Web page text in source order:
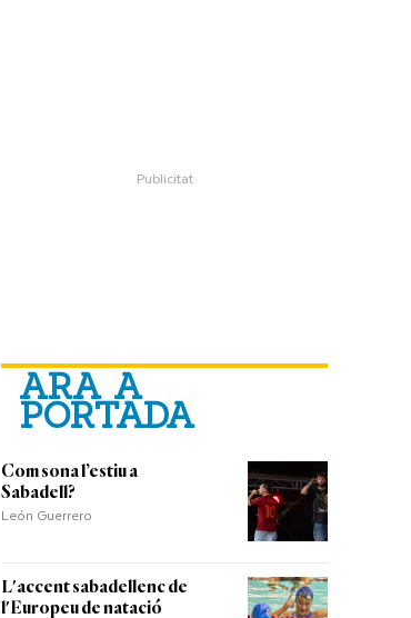
ARA A
PORTADA
Com sona l’estiu a
Sabadell?
León Guerrero
L'accent sabadellenc de
l'Europeu de natació